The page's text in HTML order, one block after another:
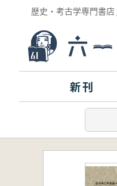
歴史・考古学専門書
新刊